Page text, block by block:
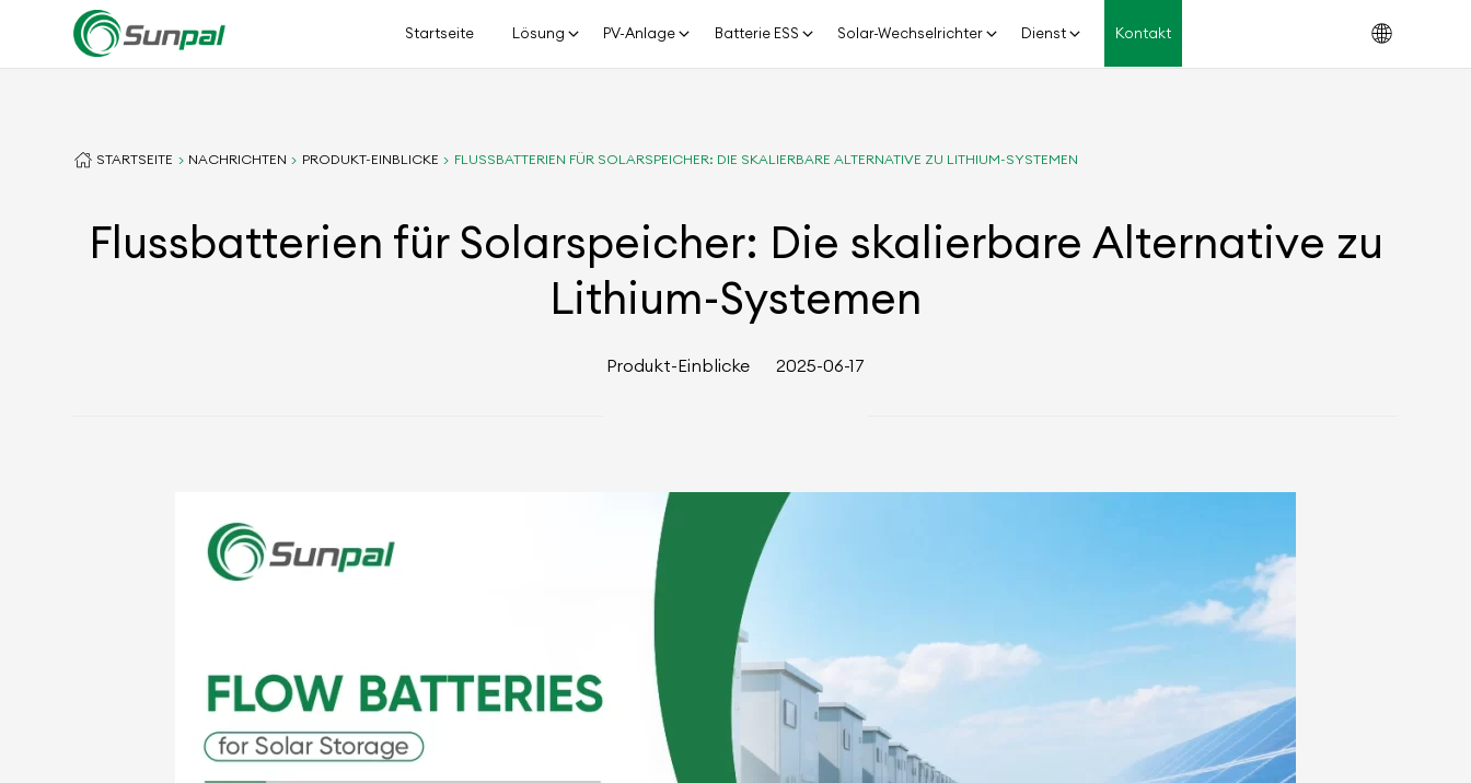
Startseite Lösung PV-Anlage Batterie ESS Solar-Wechselrichter Dienst Kontakt
STARTSEITE NACHRICHTEN PRODUKT-EINBLICKE FLUSSBATTERIEN FÜR SOLARSPEICHER: DIE SKALIERBARE ALTERNATIVE ZU LITHIUM-SYSTEMEN
Flussbatterien für Solarspeicher: Die skalierbare Alternative zu
Lithium-Systemen
Produkt-Einblicke 2025-06-17